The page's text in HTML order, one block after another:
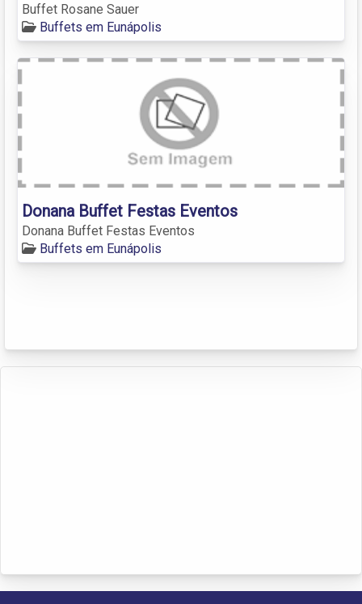
Buffet Rosane Sauer
Buffets em Eunápolis
Donana Buffet Festas Eventos
Donana Buffet Festas Eventos
Buffets em Eunápolis